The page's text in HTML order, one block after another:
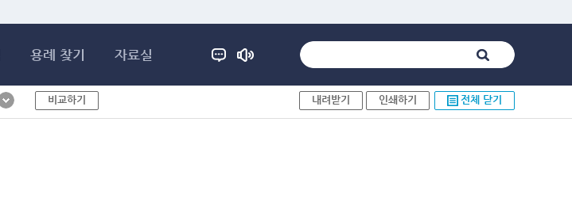
용례 찾기 자료실
비교하기 내려받기 인쇄하기 전체 닫기